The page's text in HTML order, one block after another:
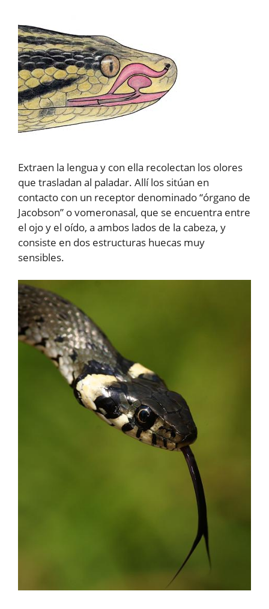
Extraen la lengua y con ella recolectan los olores
que trasladan al paladar. Allí los sitúan en
contacto con un receptor denominado “órgano de
Jacobson” o vomeronasal, que se encuentra entre
el ojo y el oído, a ambos lados de la cabeza, y
consiste en dos estructuras huecas muy
sensibles.